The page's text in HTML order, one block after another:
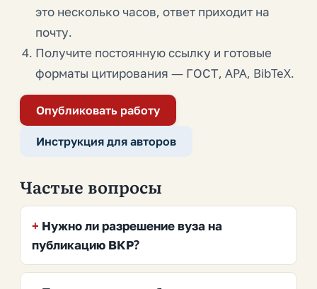
это несколько часов, ответ приходит на
почту.
Получите постоянную ссылку и готовые
форматы цитирования — ГОСТ, APA, BibTeX.
Опубликовать работу
Инструкция для авторов
Частые вопросы
Нужно ли разрешение вуза на
публикацию ВКР?